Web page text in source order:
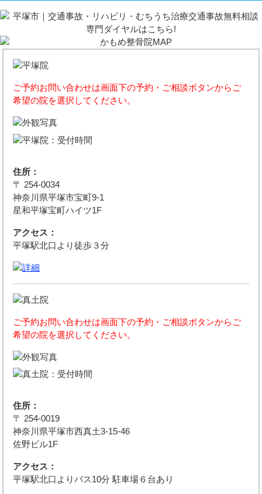
ご予約お問い合わせは画面下の予約・ご相談ボタンからご
希望の院を選択してください。
住所：
〒 254-0034
神奈川県平塚市宝町9-1
星和平塚宝町ハイツ1F
アクセス：
平塚駅北口より徒歩３分
ご予約お問い合わせは画面下の予約・ご相談ボタンからご
希望の院を選択してください。
住所：
〒 254-0019
神奈川県平塚市西真土3-15-46
佐野ビル1F
アクセス：
平塚駅北口よりバス10分 駐車場６台あり